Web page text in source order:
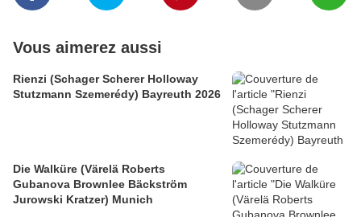
Vous aimerez aussi
Rienzi (Schager Scherer Holloway
Stutzmann Szemerédy) Bayreuth 2026
Die Walküre (Värelä Roberts
Gubanova Brownlee Bäckström
Jurowski Kratzer) Munich